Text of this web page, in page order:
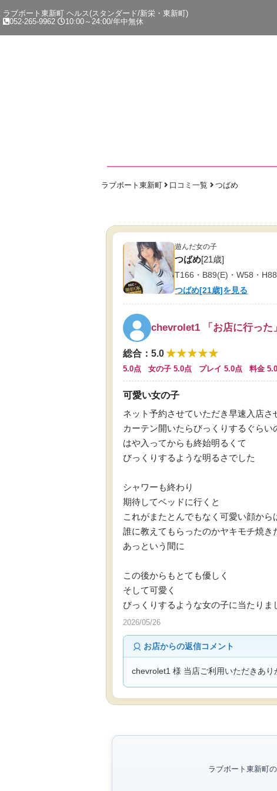
ラブボート東新町 ヘルス(スタンダード/新栄・東新町)
052-265-9962
10:00～24:00/年中無休
ラブボート東新町 口コミ一覧 つばめ
遊んだ女の子
つばめ[21歳]
T166・B89(E)・W58・H88
つばめ[21歳]を見る
chevrolet1 「お店に行った」
総合 ：5.0★★★★★
5.0点 女の子 5.0点 プレイ 5.0点 料金
可愛い女の子
ネット予約させていただき早速入店さ
カーテン開いたらびっくりするぐら
はや入ってからも終始明るくて
びっくりするような明るさでした
シャワーも終わり
期待してベッドに行くと
これがまたとんでもなく可愛い顔か
誰に教えてもらったのかヤキモチ焼き
あっという間に
この後からもとても優しく
そして可愛く
びっくりするような女の子に当たりま
2026/05/26
お店からの返信コメント
chevrolet1 様 当店ご利用いただきあ
ラブボート東新町